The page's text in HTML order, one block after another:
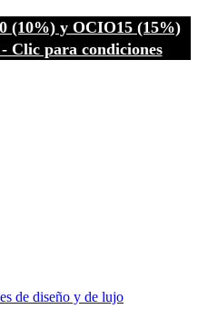
(10%) y OCIO15 (15%)
Clic para condiciones